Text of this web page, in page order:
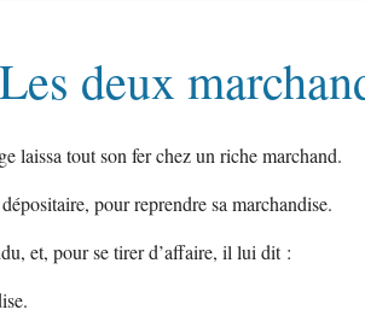
deux
laissa tout son fer chez un riche marchand.
pour reprendre sa marchandise.
et, pour se tirer d’affaire, il lui dit :